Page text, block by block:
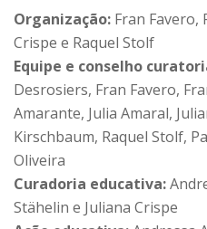
Organização: Fran Favero,
Crispe e Raquel Stolf
Equipe e conselho
Desrosiers, Fran Favero,
Amarante, Julia Amaral,
Kirschbaum, Raquel Stolf,
Oliveira
Curadoria educativa:
Stähelin e Juliana Crispe